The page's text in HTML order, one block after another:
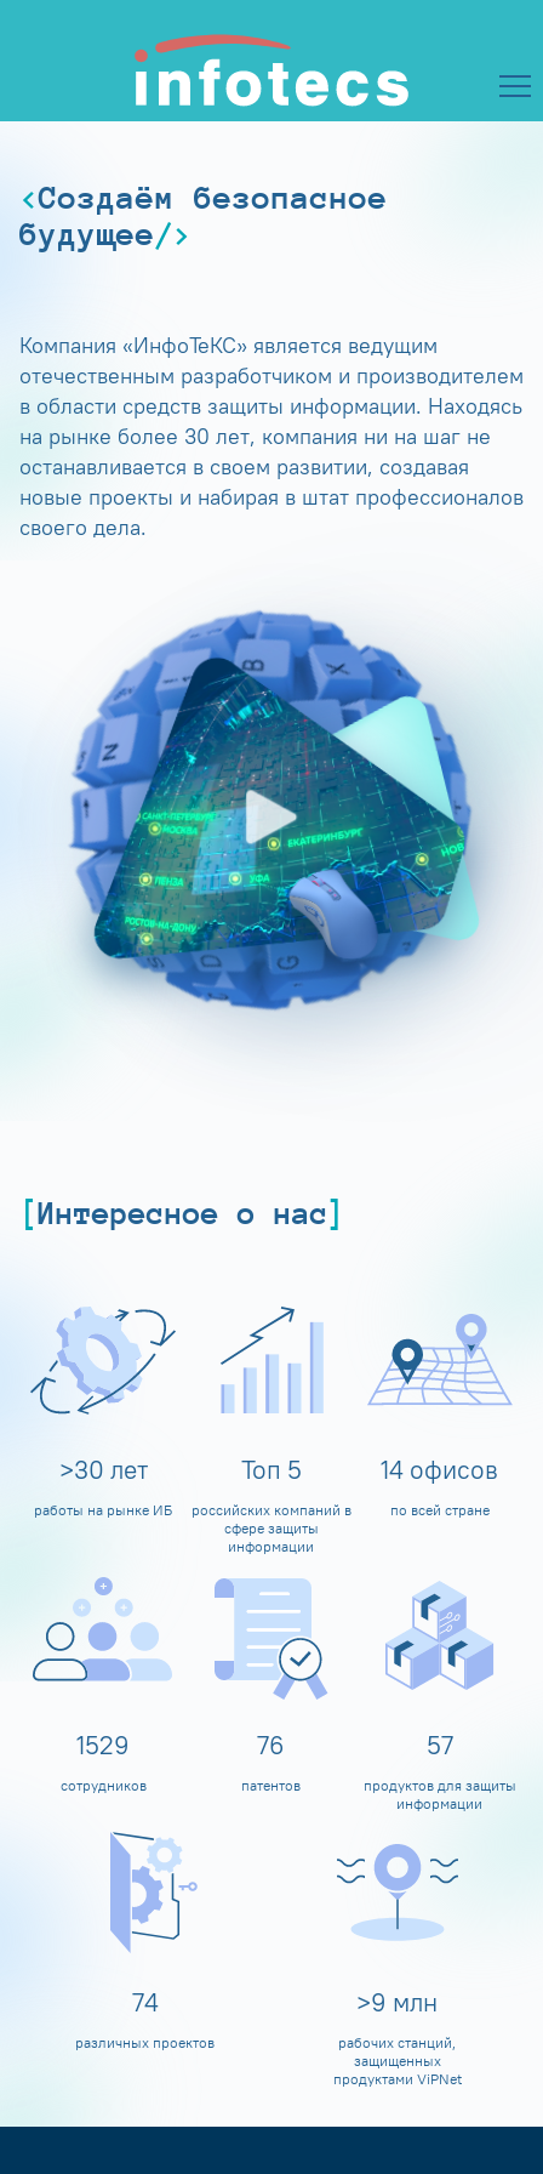
Создаём безопасное
будущее
Компания «ИнфоТеКС» является ведущим
отечественным разработчиком и производителем
в области средств защиты информации. Находясь
на рынке более 30 лет, компания ни на шаг не
останавливается в своем развитии, создавая
новые проекты и набирая в штат профессионалов
своего дела.
Интересное о нас
>30 лет
работы на рынке ИБ
Топ 5
российских компаний в
сфере защиты
информации
14 офисов
по всей стране
1600
сотрудников
80
патентов
60
продуктов для защиты
информации
80
различных проектов
>10 млн
рабочих станций,
защищенных
продуктами ViPNet